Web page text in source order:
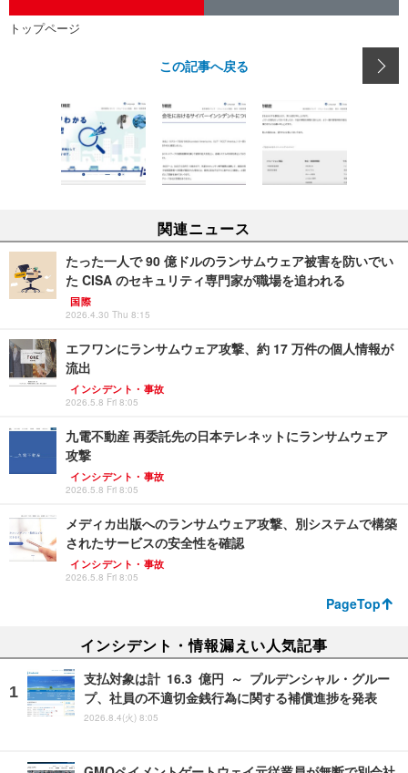
トップページ
この記事へ戻る
関連ニュース
たった一人で 90 億ドルのランサムウェア被害を防いでい
た CISA のセキュリティ専門家が職場を追われる
国際
2026.4.30 Thu 8:15
エフワンにランサムウェア攻撃、約 17 万件の個人情報が
流出
インシデント・事故
2026.5.8 Fri 8:05
九電不動産 再委託先の日本テレネットにランサムウェア
攻撃
インシデント・事故
2026.5.8 Fri 8:05
メディカ出版へのランサムウェア攻撃、別システムで構築
されたサービスの安全性を確認
インシデント・事故
2026.5.8 Fri 8:05
PageTop
インシデント・情報漏えい人気記事
支払対象は計 16.3 億円 ～ プルデンシャル・グルー
プ、社員の不適切金銭行為に関する補償進捗を発表
2026.8.4(火) 8:05